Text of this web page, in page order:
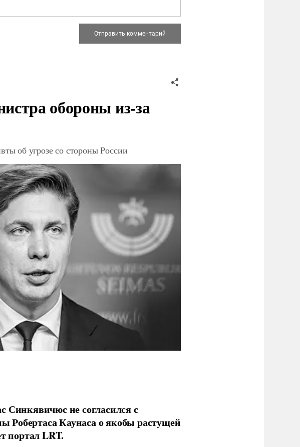
обороны из-за
об угрозе со стороны России
Синкявичюс не согласился с
Каунаса о якобы растущей
портал LRT.